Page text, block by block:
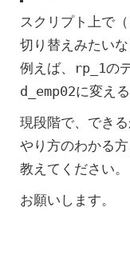
スクリプト上で
切り替えみたい
例えば、rp_1の
d_emp02に変え
現段階で、でき
やり方のわかる
教えてください。
お願いします。